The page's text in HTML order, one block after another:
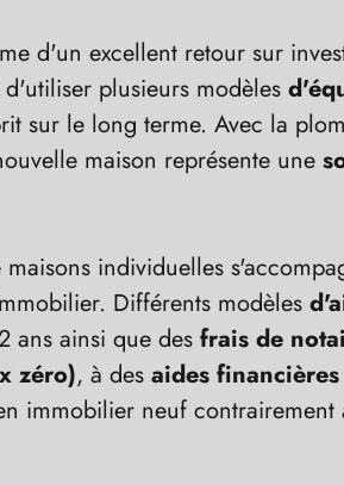
d'un excellent retour sur
plusieurs modèles
sur le long terme. Avec la
maison représente une
individuelles
Différents modèles
ans ainsi que des frais de
zéro), à des aides
immobilier neuf contrairement